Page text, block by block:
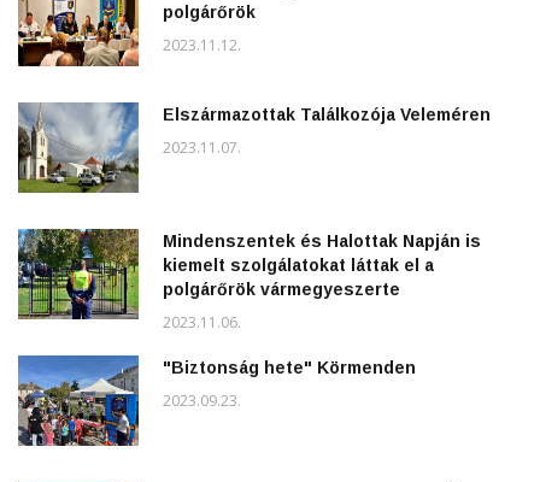
polgárőrök
2023.11.12.
Elszármazottak Találkozója Veleméren
2023.11.07.
Mindenszentek és Halottak Napján is
kiemelt szolgálatokat láttak el a
polgárőrök vármegyeszerte
2023.11.06.
"Biztonság hete" Körmenden
2023.09.23.